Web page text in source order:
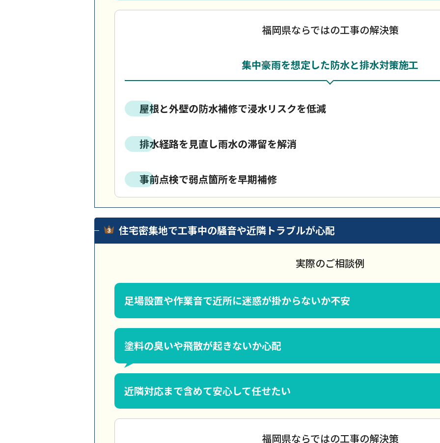
福岡県ならではの工事の解決策
集中豪雨を想定した防水と排水対策施工
屋根と外壁の防水補修で浸水リスクを低減
排水経路を見直し雨水の滞留を解消
事前点検で弱点箇所を早期補修
住宅密集地で工事中の騒音や近隣トラブルが心配
実際のご相談例
足場設置や作業音で近所に迷惑が掛からないか不安
塗料の臭いや飛散が起きないか心配
近隣対応まで含めて安心して任せたい
福岡県ならではの工事の解決策